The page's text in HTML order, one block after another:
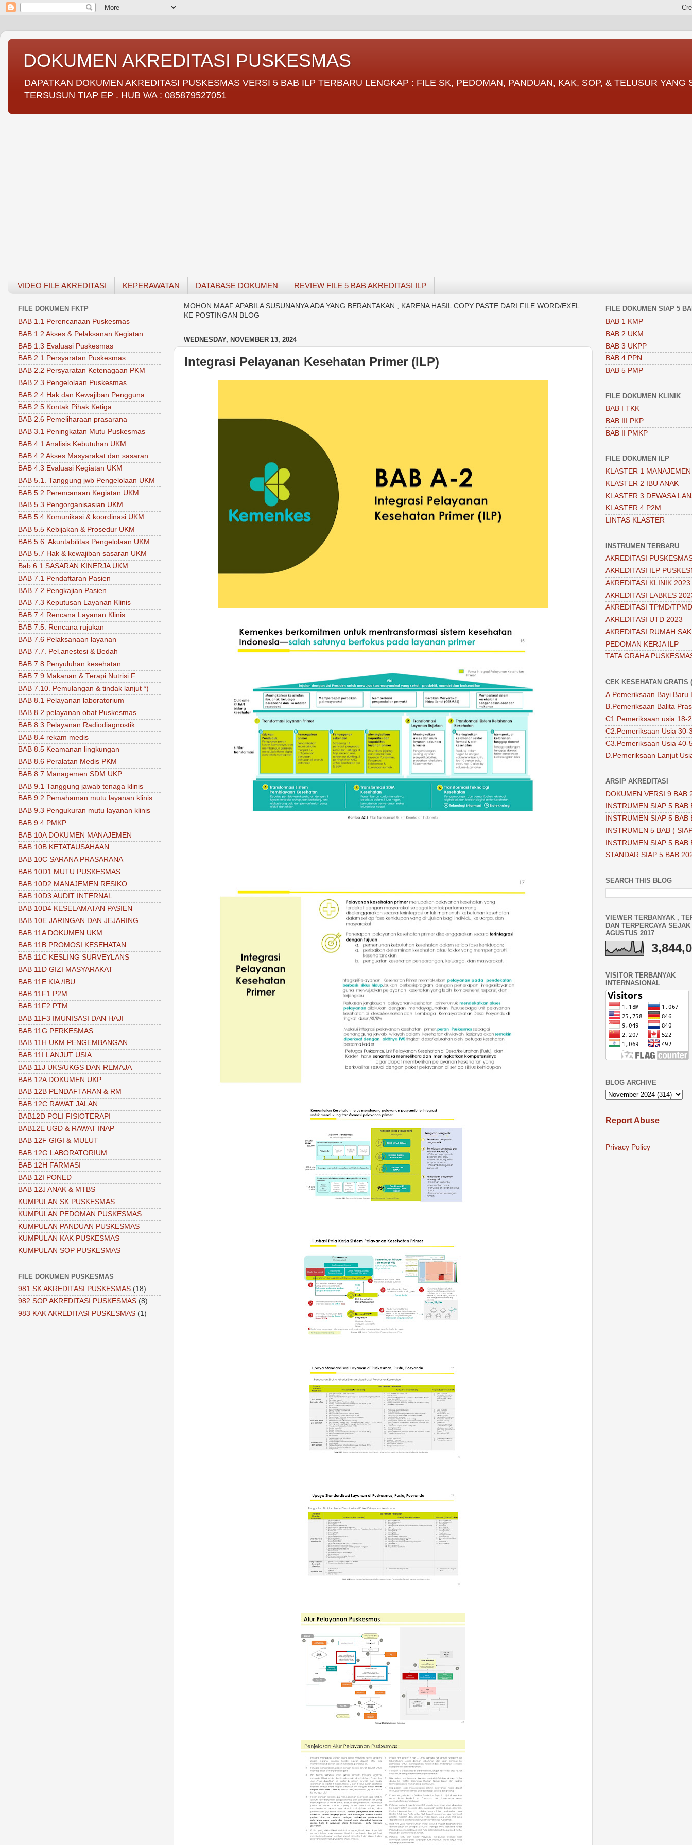
DOKUMEN AKREDITASI PUSKESMAS
DAPATKAN DOKUMEN AKREDITASI PUSKESMAS VERSI 5 BAB ILP TERBARU LENGKAP : FILE SK, PEDOMAN, PANDUAN, KAK, SOP, & TELUSUR YANG
TERSUSUN TIAP EP . HUB WA : 085879527051
VIDEO FILE AKREDITASI KEPERAWATAN DATABASE DOKUMEN REVIEW FILE 5 BAB AKREDITASI ILP
MOHON MAAF APABILA SUSUNANYA ADA YANG BERANTAKAN , KARENA HASIL COPY PASTE DARI FILE WORD/EXEL
KE POSTINGAN BLOG
WEDNESDAY, NOVEMBER 13, 2024
Integrasi Pelayanan Kesehatan Primer (ILP)
FILE DOKUMEN FKTP
BAB 1.1 Perencanaan Puskesmas
BAB 1.2 Akses & Pelaksanan Kegiatan
BAB 1.3 Evaluasi Puskesmas
BAB 2.1 Persyaratan Puskesmas
BAB 2.2 Persyaratan Ketenagaan PKM
BAB 2.3 Pengelolaan Puskesmas
BAB 2.4 Hak dan Kewajiban Pengguna
BAB 2.5 Kontak Pihak Ketiga
BAB 2.6 Pemeliharaan prasarana
BAB 3.1 Peningkatan Mutu Puskesmas
BAB 4.1 Analisis Kebutuhan UKM
BAB 4.2 Akses Masyarakat dan sasaran
BAB 4.3 Evaluasi Kegiatan UKM
BAB 5.1. Tanggung jwb Pengelolaan UKM
BAB 5.2 Perencanaan Kegiatan UKM
BAB 5.3 Pengorganisasian UKM
BAB 5.4 Komunikasi & koordinasi UKM
BAB 5.5 Kebijakan & Prosedur UKM
BAB 5.6. Akuntabilitas Pengelolaan UKM
BAB 5.7 Hak & kewajiban sasaran UKM
Bab 6.1 SASARAN KINERJA UKM
BAB 7.1 Pendaftaran Pasien
BAB 7.2 Pengkajian Pasien
BAB 7.3 Keputusan Layanan Klinis
BAB 7.4 Rencana Layanan Klinis
BAB 7.5. Rencana rujukan
BAB 7.6 Pelaksanaan layanan
BAB 7.7. Pel.anestesi & Bedah
BAB 7.8 Penyuluhan kesehatan
BAB 7.9 Makanan & Terapi Nutrisi F
BAB 7.10. Pemulangan & tindak lanjut *)
BAB 8.1 Pelayanan laboratorium
BAB 8.2 pelayanan obat Puskesmas
BAB 8.3 Pelayanan Radiodiagnostik
BAB 8.4 rekam medis
BAB 8.5 Keamanan lingkungan
BAB 8.6 Peralatan Medis PKM
BAB 8.7 Managemen SDM UKP
BAB 9.1 Tanggung jawab tenaga klinis
BAB 9.2 Pemahaman mutu layanan klinis
BAB 9.3 Pengukuran mutu layanan klinis
BAB 9.4 PMKP
BAB 10A DOKUMEN MANAJEMEN
BAB 10B KETATAUSAHAAN
BAB 10C SARANA PRASARANA
BAB 10D1 MUTU PUSKESMAS
BAB 10D2 MANAJEMEN RESIKO
BAB 10D3 AUDIT INTERNAL
BAB 10D4 KESELAMATAN PASIEN
BAB 10E JARINGAN DAN JEJARING
BAB 11A DOKUMEN UKM
BAB 11B PROMOSI KESEHATAN
BAB 11C KESLING SURVEYLANS
BAB 11D GIZI MASYARAKAT
BAB 11E KIA /IBU
BAB 11F1 P2M
BAB 11F2 PTM
BAB 11F3 IMUNISASI DAN HAJI
BAB 11G PERKESMAS
BAB 11H UKM PENGEMBANGAN
BAB 11I LANJUT USIA
BAB 11J UKS/UKGS DAN REMAJA
BAB 12A DOKUMEN UKP
BAB 12B PENDAFTARAN & RM
BAB 12C RAWAT JALAN
BAB12D POLI FISIOTERAPI
BAB12E UGD & RAWAT INAP
BAB 12F GIGI & MULUT
BAB 12G LABORATORIUM
BAB 12H FARMASI
BAB 12I PONED
BAB 12J ANAK & MTBS
KUMPULAN SK PUSKESMAS
KUMPULAN PEDOMAN PUSKESMAS
KUMPULAN PANDUAN PUSKESMAS
KUMPULAN KAK PUSKESMAS
KUMPULAN SOP PUSKESMAS
FILE DOKUMEN PUSKESMAS
981 SK AKREDITASI PUSKESMAS (18)
982 SOP AKREDITASI PUSKESMAS (8)
983 KAK AKREDITASI PUSKESMAS (1)
FILE DOKUMEN SIAP 5
BAB 1 KMP
BAB 2 UKM
BAB 3 UKPP
BAB 4 PPN
BAB 5 PMP
FILE DOKUMEN KLINIK
BAB I TKK
BAB III PKP
BAB II PMKP
FILE DOKUMEN ILP
KLASTER 1 MANAJEMEN
KLASTER 2 IBU ANAK
KLASTER 3 DEWASA
KLASTER 4 P2M
LINTAS KLASTER
INSTRUMEN TERBARU
AKREDITASI
AKREDITASI ILP
AKREDITASI KLINIK 2023
AKREDITASI LABKES
AKREDITASI TPMD/
AKREDITASI UTD 2023
AKREDITASI RUMAH
PEDOMAN KERJA ILP
TATA GRAHA
CEK KESEHATAN GRATIS
A.Pemeriksaan Bayi Baru
B.Pemeriksaan Balita
C1.Pemeriksaan usia 18-
C2.Pemeriksaan Usia 30-
C3.Pemeriksaan Usia 40-
D.Pemeriksaan Lanjut
ARSIP AKREDITASI
DOKUMEN VERSI 9 BAB
INSTRUMEN SIAP 5 BAB
INSTRUMEN SIAP 5 BAB
INSTRUMEN 5 BAB (
INSTRUMEN SIAP 5 BAB
STANDAR SIAP 5 BAB
SEARCH THIS BLOG
VIEWER TERBANYAK ,
DAN TERPERCAYA SEJAK
AGUSTUS 2017
VISITOR TERBANYAK
INTERNASIONAL
BLOG ARCHIVE
Report Abuse
Privacy Policy